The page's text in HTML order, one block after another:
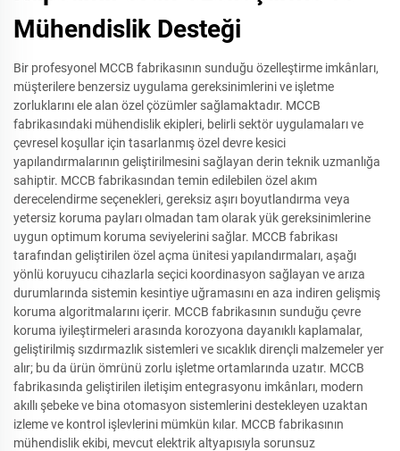
Mühendislik Desteği
Bir profesyonel MCCB fabrikasının sunduğu özelleştirme imkânları,
müşterilere benzersiz uygulama gereksinimlerini ve işletme
zorluklarını ele alan özel çözümler sağlamaktadır. MCCB
fabrikasındaki mühendislik ekipleri, belirli sektör uygulamaları ve
çevresel koşullar için tasarlanmış özel devre kesici
yapılandırmalarının geliştirilmesini sağlayan derin teknik uzmanlığa
sahiptir. MCCB fabrikasından temin edilebilen özel akım
derecelendirme seçenekleri, gereksiz aşırı boyutlandırma veya
yetersiz koruma payları olmadan tam olarak yük gereksinimlerine
uygun optimum koruma seviyelerini sağlar. MCCB fabrikası
tarafından geliştirilen özel açma ünitesi yapılandırmaları, aşağı
yönlü koruyucu cihazlarla seçici koordinasyon sağlayan ve arıza
durumlarında sistemin kesintiye uğramasını en aza indiren gelişmiş
koruma algoritmalarını içerir. MCCB fabrikasının sunduğu çevre
koruma iyileştirmeleri arasında korozyona dayanıklı kaplamalar,
geliştirilmiş sızdırmazlık sistemleri ve sıcaklık dirençli malzemeler yer
alır; bu da ürün ömrünü zorlu işletme ortamlarında uzatır. MCCB
fabrikasında geliştirilen iletişim entegrasyonu imkânları, modern
akıllı şebeke ve bina otomasyon sistemlerini destekleyen uzaktan
izleme ve kontrol işlevlerini mümkün kılar. MCCB fabrikasının
mühendislik ekibi, mevcut elektrik altyapısıyla sorunsuz